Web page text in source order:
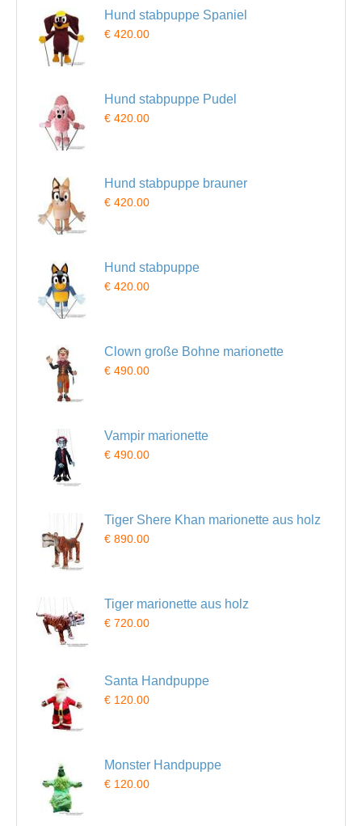
Hund stabpuppe Spaniel
€ 420.00
Hund stabpuppe Pudel
€ 420.00
Hund stabpuppe brauner
€ 420.00
Hund stabpuppe
€ 420.00
Clown große Bohne marionette
€ 490.00
Vampir marionette
€ 490.00
Tiger Shere Khan marionette aus holz
€ 890.00
Tiger marionette aus holz
€ 720.00
Santa Handpuppe
€ 120.00
Monster Handpuppe
€ 120.00